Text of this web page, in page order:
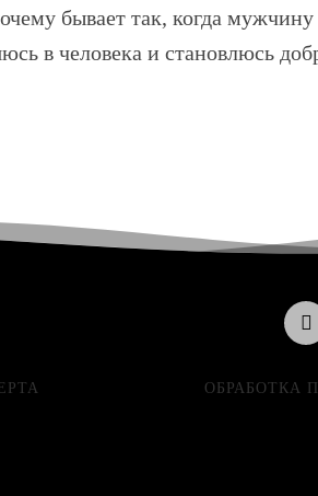
бывает так, когда
в человека и становлюсь
ОБРАБОТКА